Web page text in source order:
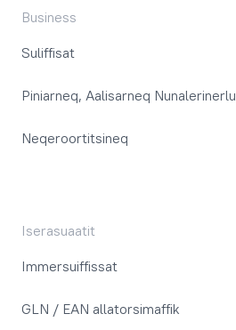
Business
Suliffisat
Piniarneq, Aalisarneq Nunalerinerlu
Neqeroortitsineq
Iserasuaatit
Immersuiffissat
GLN / EAN allatorsimaffik